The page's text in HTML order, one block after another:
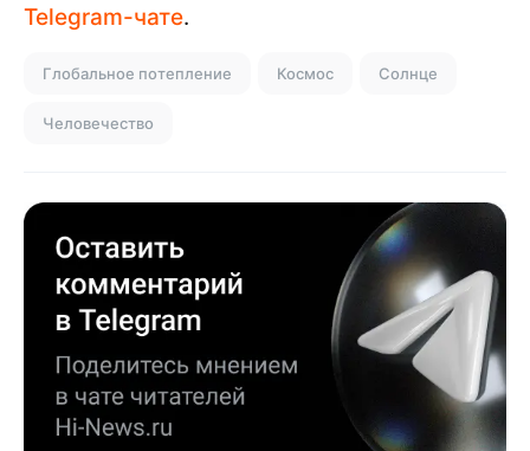
Telegram-чате.
Глобальное потепление Космос Солнце
Человечество